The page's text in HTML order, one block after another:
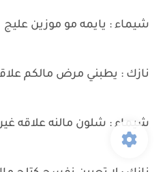
شيماء : يايمه مو موزين عليج
نازك : يطبني مرض مالكم
شيماء : شلون مالنه علاقه غير